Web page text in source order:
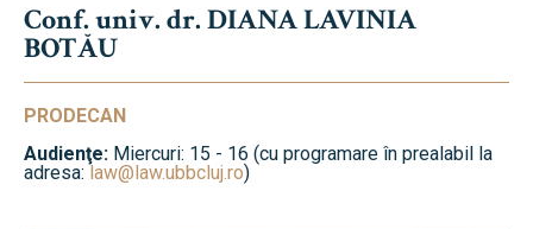
Conf. univ. dr. DIANA LAVINIA
BOTĂU
PRODECAN
Audienţe: Miercuri: 15 - 16 (cu programare în prealabil la
adresa: law@law.ubbcluj.ro)